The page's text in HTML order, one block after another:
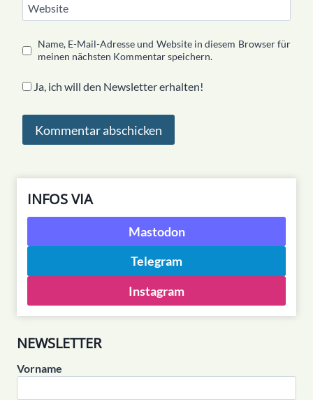
Website
Name, E-Mail-Adresse und Website in diesem Browser für
meinen nächsten Kommentar speichern.
Ja, ich will den Newsletter erhalten!
INFOS VIA
Mastodon
Telegram
Instagram
NEWSLETTER
Vorname